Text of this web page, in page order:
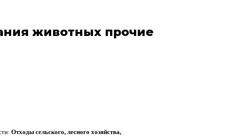
животных прочие
Отходы сельского, лесного хозяйства,